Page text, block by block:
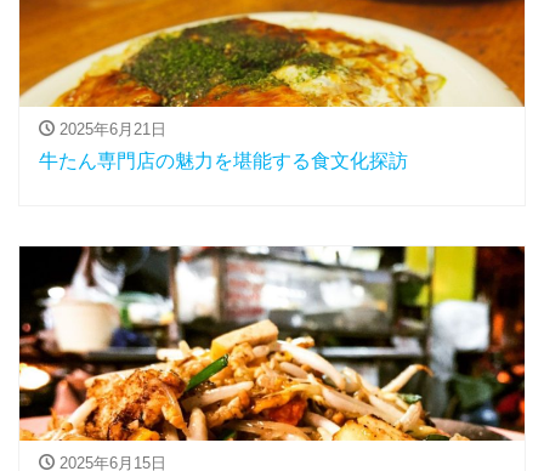
2025年6月21日
牛たん専門店の魅力を堪能する食文化探訪
2025年6月15日